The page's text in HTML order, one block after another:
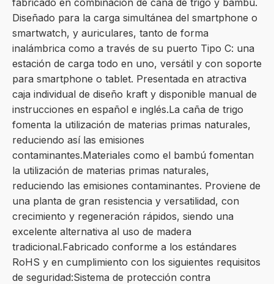
fabricado en combinación de caña de trigo y bambú.
Diseñado para la carga simultánea del smartphone o
smartwatch, y auriculares, tanto de forma
inalámbrica como a través de su puerto Tipo C: una
estación de carga todo en uno, versátil y con soporte
para smartphone o tablet. Presentada en atractiva
caja individual de diseño kraft y disponible manual de
instrucciones en español e inglés.La caña de trigo
fomenta la utilización de materias primas naturales,
reduciendo así las emisiones
contaminantes.Materiales como el bambú fomentan
la utilización de materias primas naturales,
reduciendo las emisiones contaminantes. Proviene de
una planta de gran resistencia y versatilidad, con
crecimiento y regeneración rápidos, siendo una
excelente alternativa al uso de madera
tradicional.Fabricado conforme a los estándares
RoHS y en cumplimiento con los siguientes requisitos
de seguridad:Sistema de protección contra